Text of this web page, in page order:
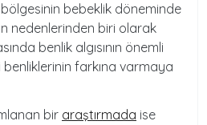
bebeklik döneminde
nedenlerinden biri olarak
benlik algısının önemli
benliklerinin farkına varmaya
bir araştırmada ise